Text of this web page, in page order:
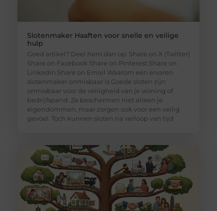
Slotenmaker Haaften voor snelle en veilige
hulp
Goed artikel? Deel hem dan op: Share on X (Twitter)
Share on Facebook Share on Pinterest Share on
LinkedIn Share on Email Waarom een ervaren
slotenmaker onmisbaar is Goede sloten zijn
onmisbaar voor de veiligheid van je woning of
bedrijfspand. Ze beschermen niet alleen je
eigendommen, maar zorgen ook voor een veilig
gevoel. Toch kunnen sloten na verloop van tijd